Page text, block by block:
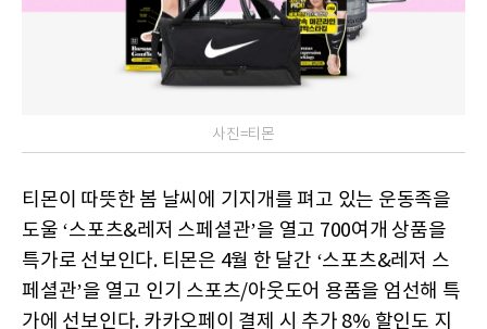
사진=티몬
티몬이 따뜻한 봄 날씨에 기지개를 펴고 있는 운동족을
도울 ‘스포츠&레저 스페셜관’을 열고 700여개 상품을
특가로 선보인다. 티몬은 4월 한 달간 ‘스포츠&레저 스
페셜관’을 열고 인기 스포츠/아웃도어 용품을 엄선해 특
가에 선보인다. 카카오페이 결제 시 추가 8% 할인도 지